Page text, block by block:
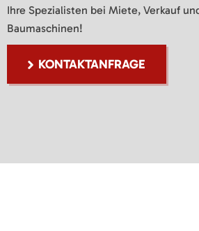
Ihre Spezialisten bei Miete, Verkauf
Baumaschinen!
KONTAKTANFRAGE